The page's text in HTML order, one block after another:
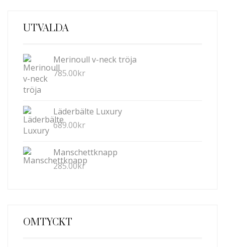
UTVALDA
Merinoull v-neck tröja
785.00kr
Läderbälte Luxury
689.00kr
Manschettknapp
285.00kr
OMTYCKT